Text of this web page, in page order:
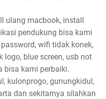
ulang macbook, install
pendukung bisa kami
wifi tidak konek,
logo, blue screen, usb not
bisa kami perbaiki.
kulonprogo, gunungkidul,
dan sekitarnya silahkan